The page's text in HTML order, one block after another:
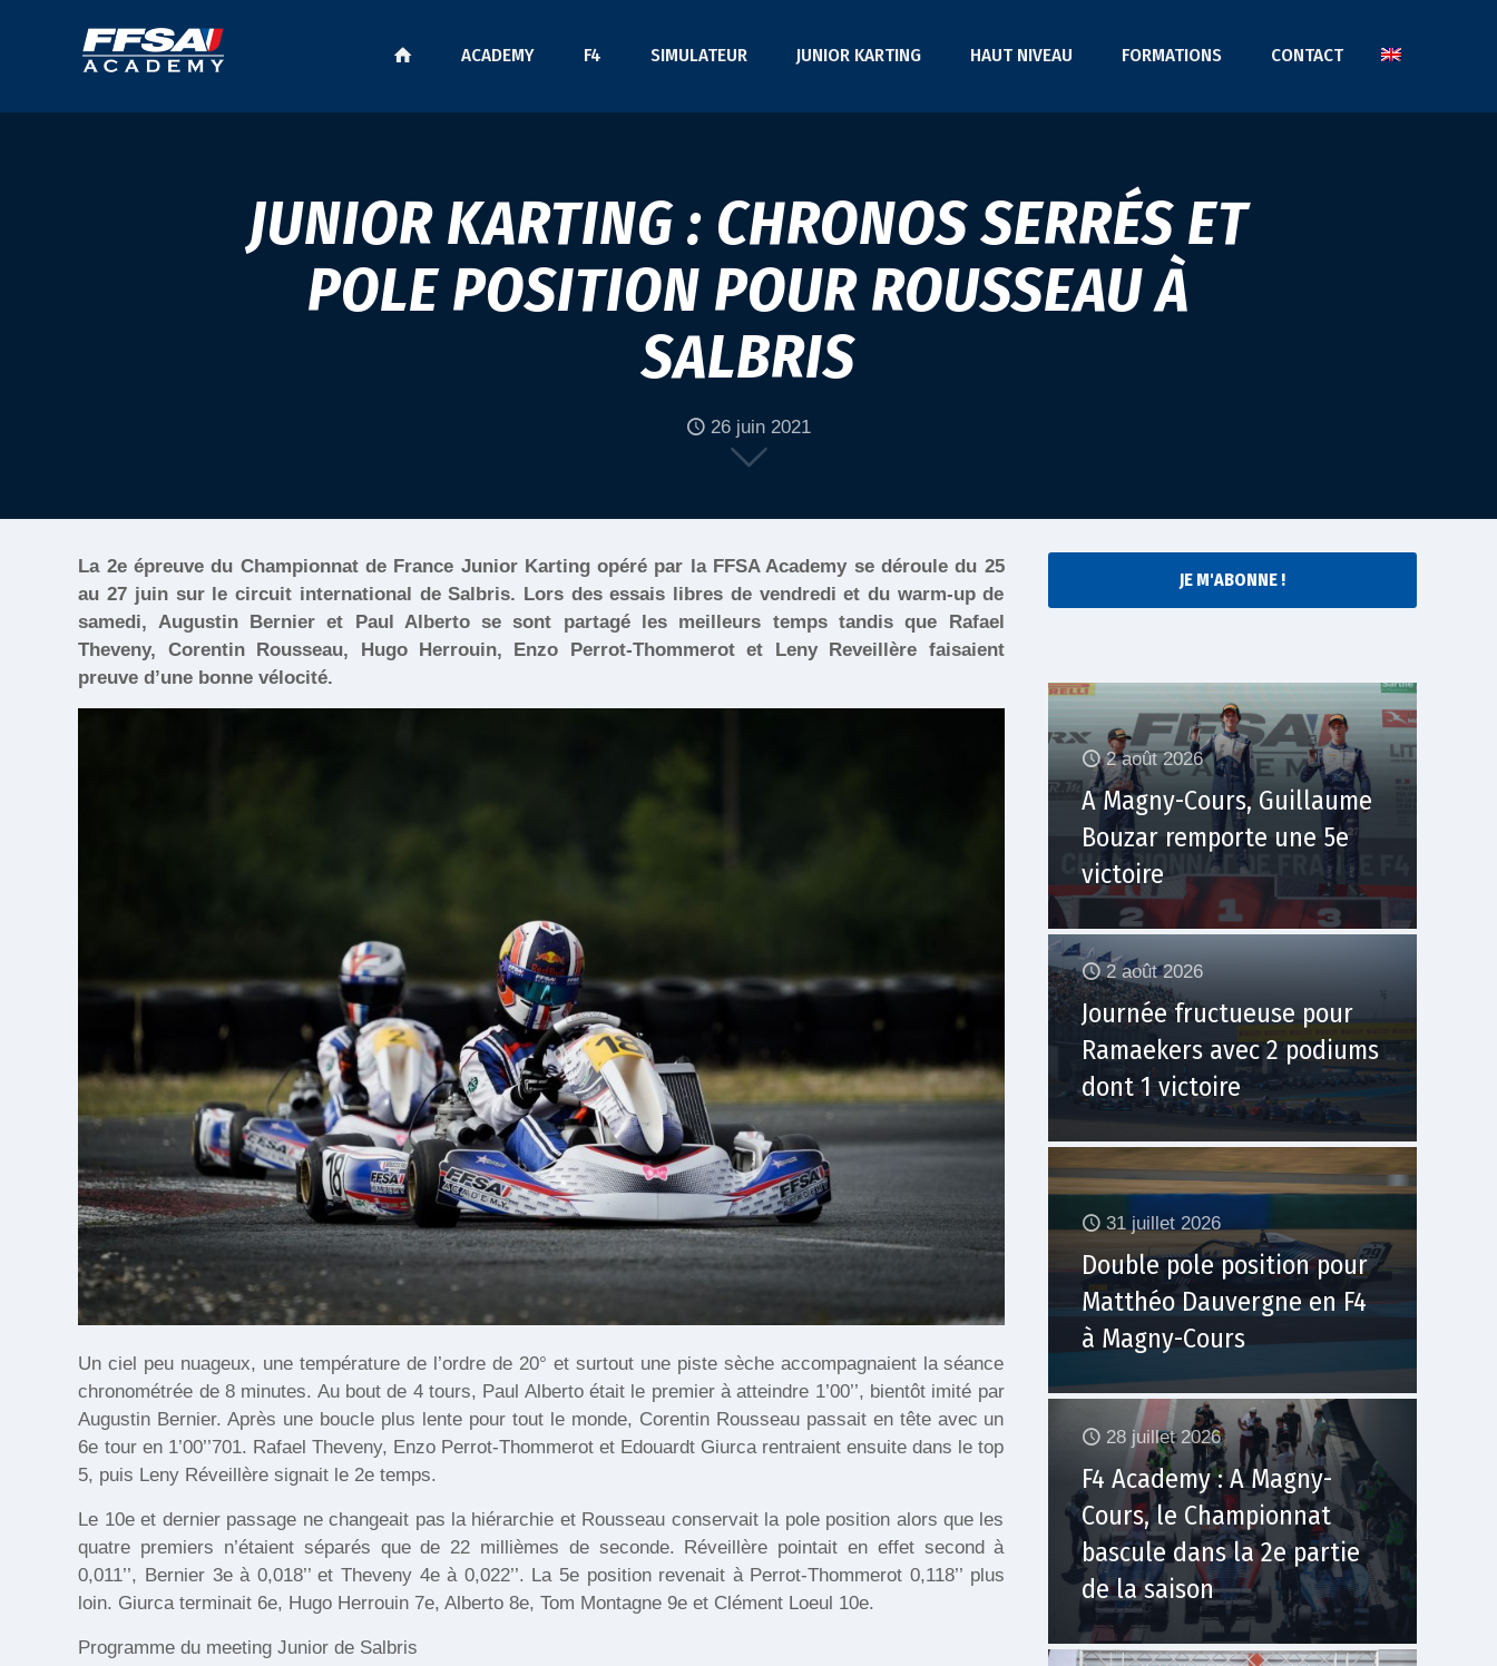
ACADEMY F4 SIMULATEUR JUNIOR KARTING HAUT NIVEAU FORMATIONS CONTACT
JUNIOR KARTING : CHRONOS SERRÉS ET
POLE POSITION POUR ROUSSEAU À
SALBRIS
26 juin 2021
La 2e épreuve du Championnat de France Junior Karting opéré par la FFSA Academy se déroule du 25
au 27 juin sur le circuit international de Salbris. Lors des essais libres de vendredi et du warm-up de
samedi, Augustin Bernier et Paul Alberto se sont partagé les meilleurs temps tandis que Rafael
Theveny, Corentin Rousseau, Hugo Herrouin, Enzo Perrot-Thommerot et Leny Reveillère faisaient
preuve d’une bonne vélocité.
Un ciel peu nuageux, une température de l’ordre de 20° et surtout une piste sèche accompagnaient la séance
chronométrée de 8 minutes. Au bout de 4 tours, Paul Alberto était le premier à atteindre 1’00’’, bientôt imité par
Augustin Bernier. Après une boucle plus lente pour tout le monde, Corentin Rousseau passait en tête avec un
6e tour en 1’00’’701. Rafael Theveny, Enzo Perrot-Thommerot et Edouardt Giurca rentraient ensuite dans le top
5, puis Leny Réveillère signait le 2e temps.
Le 10e et dernier passage ne changeait pas la hiérarchie et Rousseau conservait la pole position alors que les
quatre premiers n’étaient séparés que de 22 millièmes de seconde. Réveillère pointait en effet second à
0,011’’, Bernier 3e à 0,018’’ et Theveny 4e à 0,022’’. La 5e position revenait à Perrot-Thommerot 0,118’’ plus
loin. Giurca terminait 6e, Hugo Herrouin 7e, Alberto 8e, Tom Montagne 9e et Clément Loeul 10e.
Programme du meeting Junior de Salbris
JE M'ABONNE !
2 août 2026
A Magny-Cours, Guillaume
Bouzar remporte une 5e
victoire
2 août 2026
Journée fructueuse pour
Ramaekers avec 2 podiums
dont 1 victoire
31 juillet 2026
Double pole position pour
Matthéo Dauvergne en F4
à Magny-Cours
28 juillet 2026
F4 Academy : A Magny-
Cours, le Championnat
bascule dans la 2e partie
de la saison